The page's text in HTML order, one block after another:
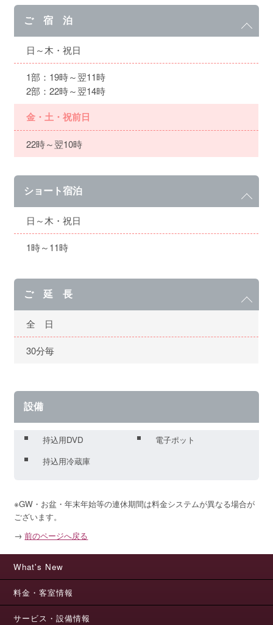
ご 宿 泊
日～木・祝日
1部：19時～翌11時
2部：22時～翌14時
金・土・祝前日
22時～翌10時
ショート宿泊
日～木・祝日
1時～11時
ご 延 長
全 日
30分毎
設備
持込用DVD
電子ポット
持込用冷蔵庫
※GW・お盆・年末年始等の連休期間は料金システムが異なる場合が
ございます。
→ 前のページへ戻る
What's New
料金・客室情報
サービス・設備情報